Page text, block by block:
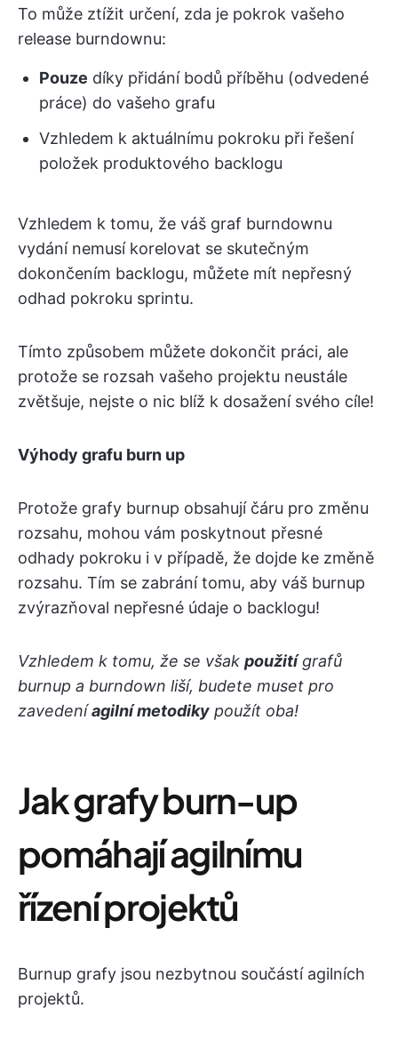
To může ztížit určení, zda je pokrok vašeho
release burndownu:
Pouze díky přidání bodů příběhu (odvedené
práce) do vašeho grafu
Vzhledem k aktuálnímu pokroku při řešení
položek produktového backlogu
Vzhledem k tomu, že váš graf burndownu
vydání nemusí korelovat se skutečným
dokončením backlogu, můžete mít nepřesný
odhad pokroku sprintu.
Tímto způsobem můžete dokončit práci, ale
protože se rozsah vašeho projektu neustále
zvětšuje, nejste o nic blíž k dosažení svého cíle!
Výhody grafu burn up
Protože grafy burnup obsahují čáru pro změnu
rozsahu, mohou vám poskytnout přesné
odhady pokroku i v případě, že dojde ke změně
rozsahu. Tím se zabrání tomu, aby váš burnup
zvýrazňoval nepřesné údaje o backlogu!
Vzhledem k tomu, že se však použitígrafů
burnup a burndown liší, budete muset pro
zavedeníagilní metodiky použít oba!
Jak grafy burn-up
pomáhají agilnímu
řízení projektů
Burnup grafy jsou nezbytnou součástí agilních
projektů.